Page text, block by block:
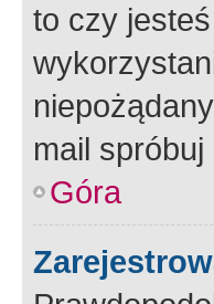
to czy
mail
Góra